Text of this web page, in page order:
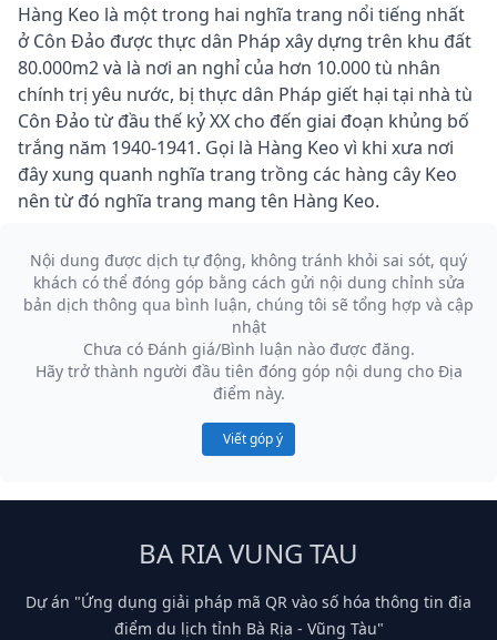
Hàng Keo là một trong hai nghĩa trang nổi tiếng nhất
ở Côn Đảo được thực dân Pháp xây dựng trên khu đất
80.000m2 và là nơi an nghỉ của hơn 10.000 tù nhân
chính trị yêu nước, bị thực dân Pháp giết hại tại nhà tù
Côn Đảo từ đầu thế kỷ XX cho đến giai đoạn khủng bố
trắng năm 1940-1941. Gọi là Hàng Keo vì khi xưa nơi
đây xung quanh nghĩa trang trồng các hàng cây Keo
nên từ đó nghĩa trang mang tên Hàng Keo.
Nội dung được dịch tự động, không tránh khỏi sai sót, quý
khách có thể đóng góp bằng cách gửi nội dung chỉnh sửa
bản dịch thông qua bình luận, chúng tôi sẽ tổng hợp và cập
nhật
Chưa có Đánh giá/Bình luận nào được đăng.
Hãy trở thành người đầu tiên đóng góp nội dung cho Địa
điểm này.
Viết góp ý
BA RIA VUNG TAU
Dự án "Ứng dụng giải pháp mã QR vào số hóa thông tin địa
điểm du lịch tỉnh Bà Rịa - Vũng Tàu"